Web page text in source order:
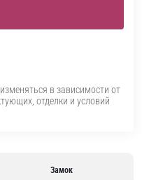
в зависимости от
отделки и условий
Замок